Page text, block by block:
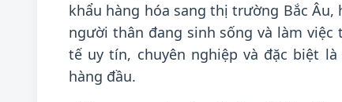
khẩu hàng hóa sang thị trường Bắc
người thân đang sinh sống và làm
tế uy tín, chuyên nghiệp và đặc biệt là
hàng đầu.